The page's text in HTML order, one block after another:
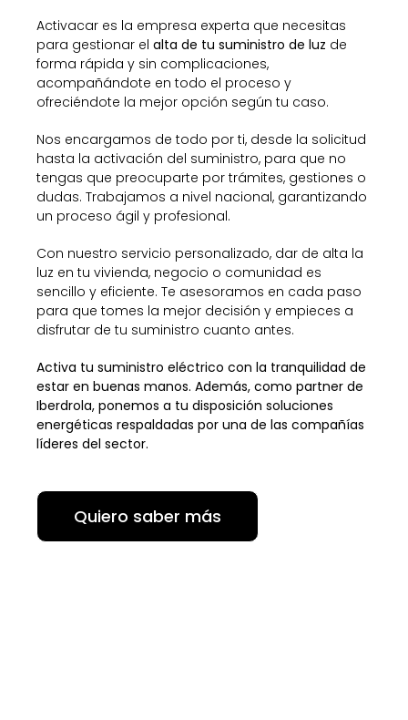
Activacar es la empresa experta que necesitas
para gestionar el alta de tu suministro de luz de
forma rápida y sin complicaciones,
acompañándote en todo el proceso y
ofreciéndote la mejor opción según tu caso.
Nos encargamos de todo por ti, desde la solicitud
hasta la activación del suministro, para que no
tengas que preocuparte por trámites, gestiones o
dudas. Trabajamos a nivel nacional, garantizando
un proceso ágil y profesional.
Con nuestro servicio personalizado, dar de alta la
luz en tu vivienda, negocio o comunidad es
sencillo y eficiente. Te asesoramos en cada paso
para que tomes la mejor decisión y empieces a
disfrutar de tu suministro cuanto antes.
Activa tu suministro eléctrico con la tranquilidad de
estar en buenas manos. Además, como partner de
Iberdrola, ponemos a tu disposición soluciones
energéticas respaldadas por una de las compañías
líderes del sector.
Quiero saber más